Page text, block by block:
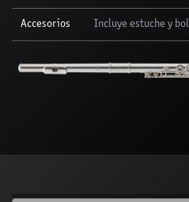
Accesorios Incluye estuche y